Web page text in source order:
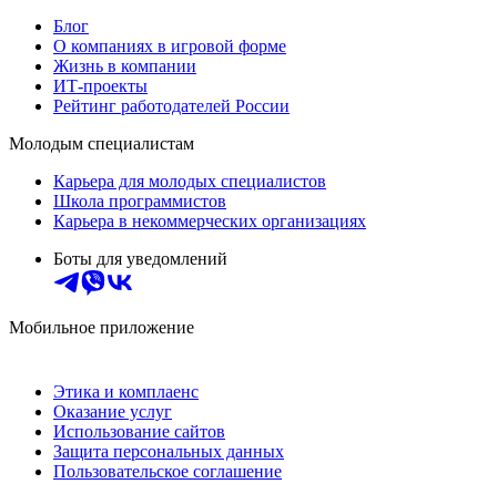
Блог
О компаниях в игровой форме
Жизнь в компании
ИТ-проекты
Рейтинг работодателей России
Молодым специалистам
Карьера для молодых специалистов
Школа программистов
Карьера в некоммерческих организациях
Боты для уведомлений
Мобильное приложение
Этика и комплаенс
Оказание услуг
Использование сайтов
Защита персональных данных
Пользовательское соглашение